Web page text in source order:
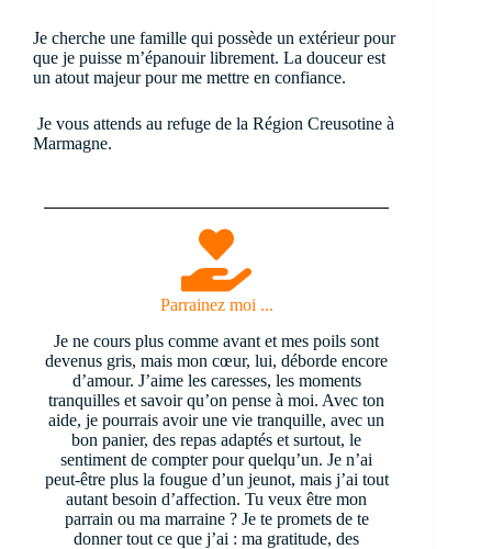
Je cherche une famille qui possède un extérieur pour
que je puisse m’épanouir librement. La douceur est
un atout majeur pour me mettre en confiance.
Je vous attends au refuge de la Région Creusotine à
Marmagne.
Parrainez moi ...
Je ne cours plus comme avant et mes poils sont
devenus gris, mais mon cœur, lui, déborde encore
d’amour. J’aime les caresses, les moments
tranquilles et savoir qu’on pense à moi. Avec ton
aide, je pourrais avoir une vie tranquille, avec un
bon panier, des repas adaptés et surtout, le
sentiment de compter pour quelqu’un. Je n’ai
peut-être plus la fougue d’un jeunot, mais j’ai tout
autant besoin d’affection. Tu veux être mon
parrain ou ma marraine ? Je te promets de te
donner tout ce que j’ai : ma gratitude, des